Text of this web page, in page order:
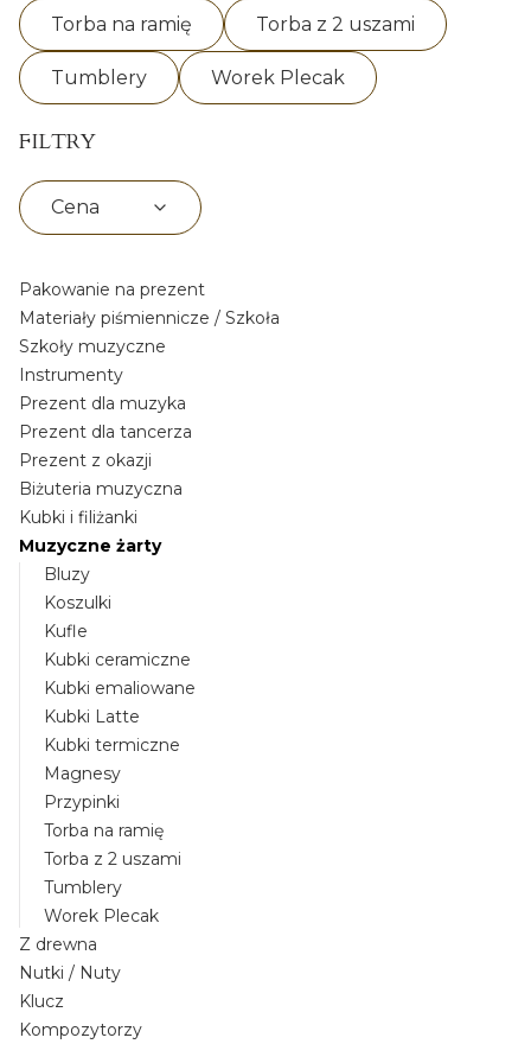
Torba na ramię Torba z 2 uszami
Tumblery Worek Plecak
FILTRY
Cena
Pakowanie na prezent
Materiały piśmiennicze / Szkoła
Szkoły muzyczne
Instrumenty
Prezent dla muzyka
Prezent dla tancerza
Prezent z okazji
Biżuteria muzyczna
Kubki i filiżanki
Muzyczne żarty
Bluzy
Koszulki
Kufle
Kubki ceramiczne
Kubki emaliowane
Kubki Latte
Kubki termiczne
Magnesy
Przypinki
Torba na ramię
Torba z 2 uszami
Tumblery
Worek Plecak
Z drewna
Nutki / Nuty
Klucz
Kompozytorzy